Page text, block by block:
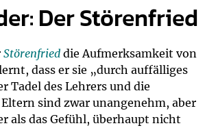
Der Störenfried
Störenfrieddie Aufmerksamkeit von
dass er sie „durch auffälliges
Tadel des Lehrers und die
sind zwar unangenehm, aber
als das Gefühl, überhaupt nicht